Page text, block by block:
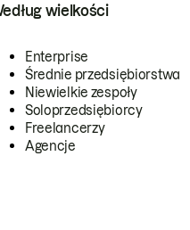
wielkości
Enterprise
Średnie przedsiębiorstwa
Niewielkie zespoły
Soloprzedsiębiorcy
Freelancerzy
Agencje